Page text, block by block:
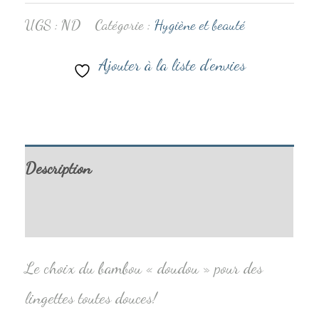
UGS : ND Catégorie : Hygiène et beauté
Ajouter à la liste d’envies
Description
Le choix du bambou « doudou » pour des
lingettes toutes douces!